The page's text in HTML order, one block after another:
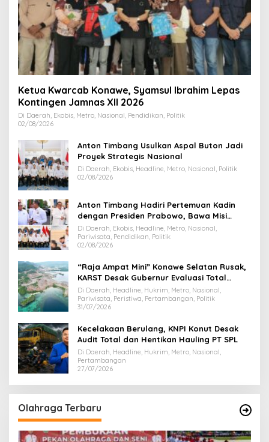
Ketua Kwarcab Konawe, Syamsul Ibrahim Lepas
Kontingen Jamnas XII 2026
Di Daerah, Ekobis, Metro, Nasional, Pendidikan, Politik
02/08/2026
Anton Timbang Usulkan Aspal Buton Jadi
Proyek Strategis Nasional
Di Daerah, Ekobis, Headline, Metro, Nasional, Politik
02/08/2026
Anton Timbang Hadiri Pertemuan Kadin
dengan Presiden Prabowo, Bawa Misi
Majukan Ekonomi Sultra
Di Daerah, Ekobis, Headline, Metro, Nasional,
Pariwisata, Pendidikan, Politik
02/08/2026
“Raja Ampat Mini” Konawe Selatan Rusak,
KARST Desak Gubernur Evaluasi Total
Dispar Sultra
Di Daerah, Headline, Hukrim, Metro, Nasional,
Pariwisata, Peristiwa, Pertambangan, Politik
31/07/2026
Kecelakaan Berulang, KNPI Konut Desak
Audit Total dan Hentikan Hauling PT SPL
Di Daerah, Headline, Hukrim, Metro, Nasional,
Pertambangan
27/07/2026
Olahraga Terbaru